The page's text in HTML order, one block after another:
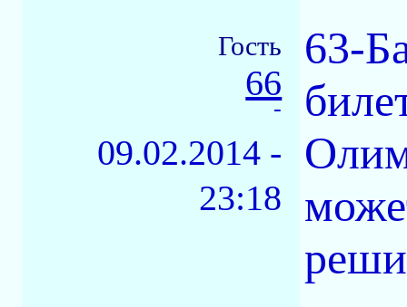
Гость
66
-
09.02.2014 -
23:18
63-